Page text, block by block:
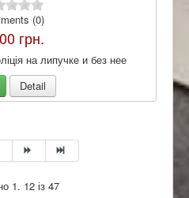
(0)
грн.
на липучке и без нее
Detail
1. 12 із 47